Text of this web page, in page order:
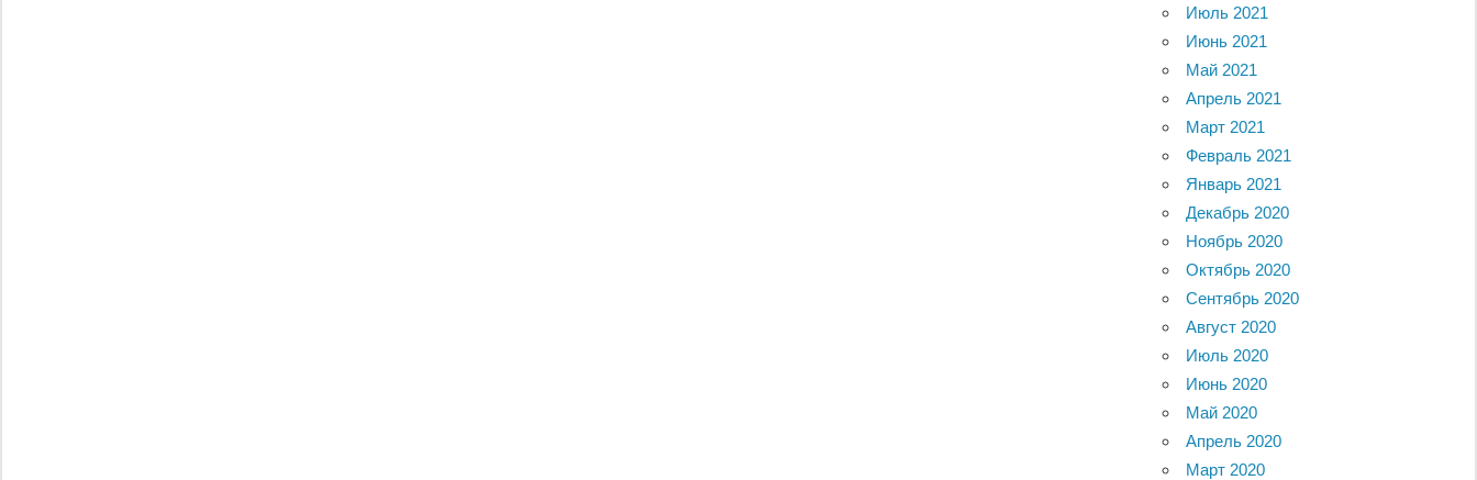
Июль 2021
Июнь 2021
Май 2021
Апрель 2021
Март 2021
Февраль 2021
Январь 2021
Декабрь 2020
Ноябрь 2020
Октябрь 2020
Сентябрь 2020
Август 2020
Июль 2020
Июнь 2020
Май 2020
Апрель 2020
Март 2020